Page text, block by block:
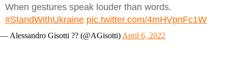
When gestures speak louder than words.
#StandWithUkraine pic.twitter.com/4mHVpnFc1W
— Alessandro Gisotti ?? (@AGisotti) April 6, 2022